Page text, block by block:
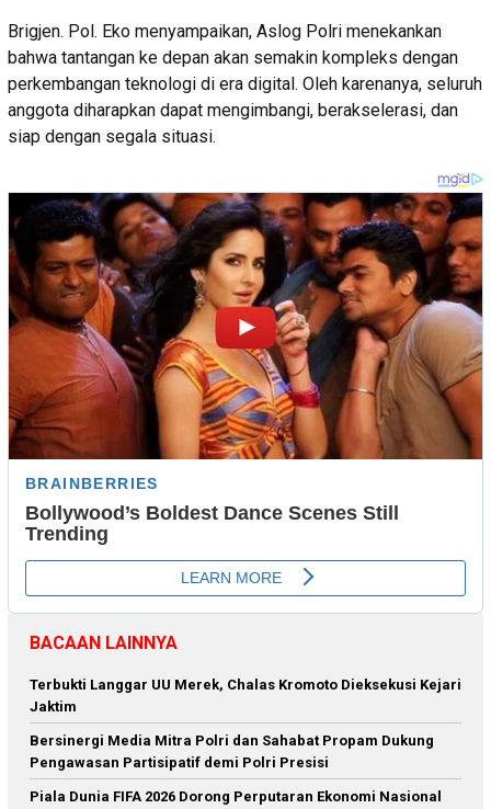
Brigjen. Pol. Eko menyampaikan, Aslog Polri menekankan
bahwa tantangan ke depan akan semakin kompleks dengan
perkembangan teknologi di era digital. Oleh karenanya, seluruh
anggota diharapkan dapat mengimbangi, berakselerasi, dan
siap dengan segala situasi.
BACAAN LAINNYA
Terbukti Langgar UU Merek, Chalas Kromoto Dieksekusi Kejari
Jaktim
Bersinergi Media Mitra Polri dan Sahabat Propam Dukung
Pengawasan Partisipatif demi Polri Presisi
Piala Dunia FIFA 2026 Dorong Perputaran Ekonomi Nasional